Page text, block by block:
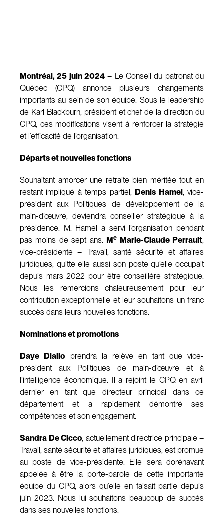
Montréal, 25 juin 2024 – Le Conseil du patronat du
Québec (CPQ) annonce plusieurs changements
importants au sein de son équipe. Sous le leadership
de Karl Blackburn, président et chef de la direction du
CPQ, ces modifications visent à renforcer la stratégie
et l’efficacité de l’organisation.
Départs et nouvelles fonctions
Souhaitant amorcer une retraite bien méritée tout en
restant impliqué à temps partiel, Denis Hamel, vice-
président aux Politiques de développement de la
main-d’œuvre, deviendra conseiller stratégique à la
présidence. M. Hamel a servi l’organisation pendant
pas moins de sept ans. Me Marie-Claude Perrault,
vice-présidente – Travail, santé sécurité et affaires
juridiques, quitte elle aussi son poste qu’elle occupait
depuis mars 2022 pour être conseillère stratégique.
Nous les remercions chaleureusement pour leur
contribution exceptionnelle et leur souhaitons un franc
succès dans leurs nouvelles fonctions.
Nominations et promotions
Daye Diallo prendra la relève en tant que vice-
président aux Politiques de main-d’œuvre et à
l’intelligence économique. Il a rejoint le CPQ en avril
dernier en tant que directeur principal dans ce
département et a rapidement démontré ses
compétences et son engagement.
Sandra De Cicco, actuellement directrice principale –
Travail, santé sécurité et affaires juridiques, est promue
au poste de vice-présidente. Elle sera dorénavant
appelée à être la porte-parole de cette importante
équipe du CPQ, alors qu’elle en faisait partie depuis
juin 2023. Nous lui souhaitons beaucoup de succès
dans ses nouvelles fonctions.